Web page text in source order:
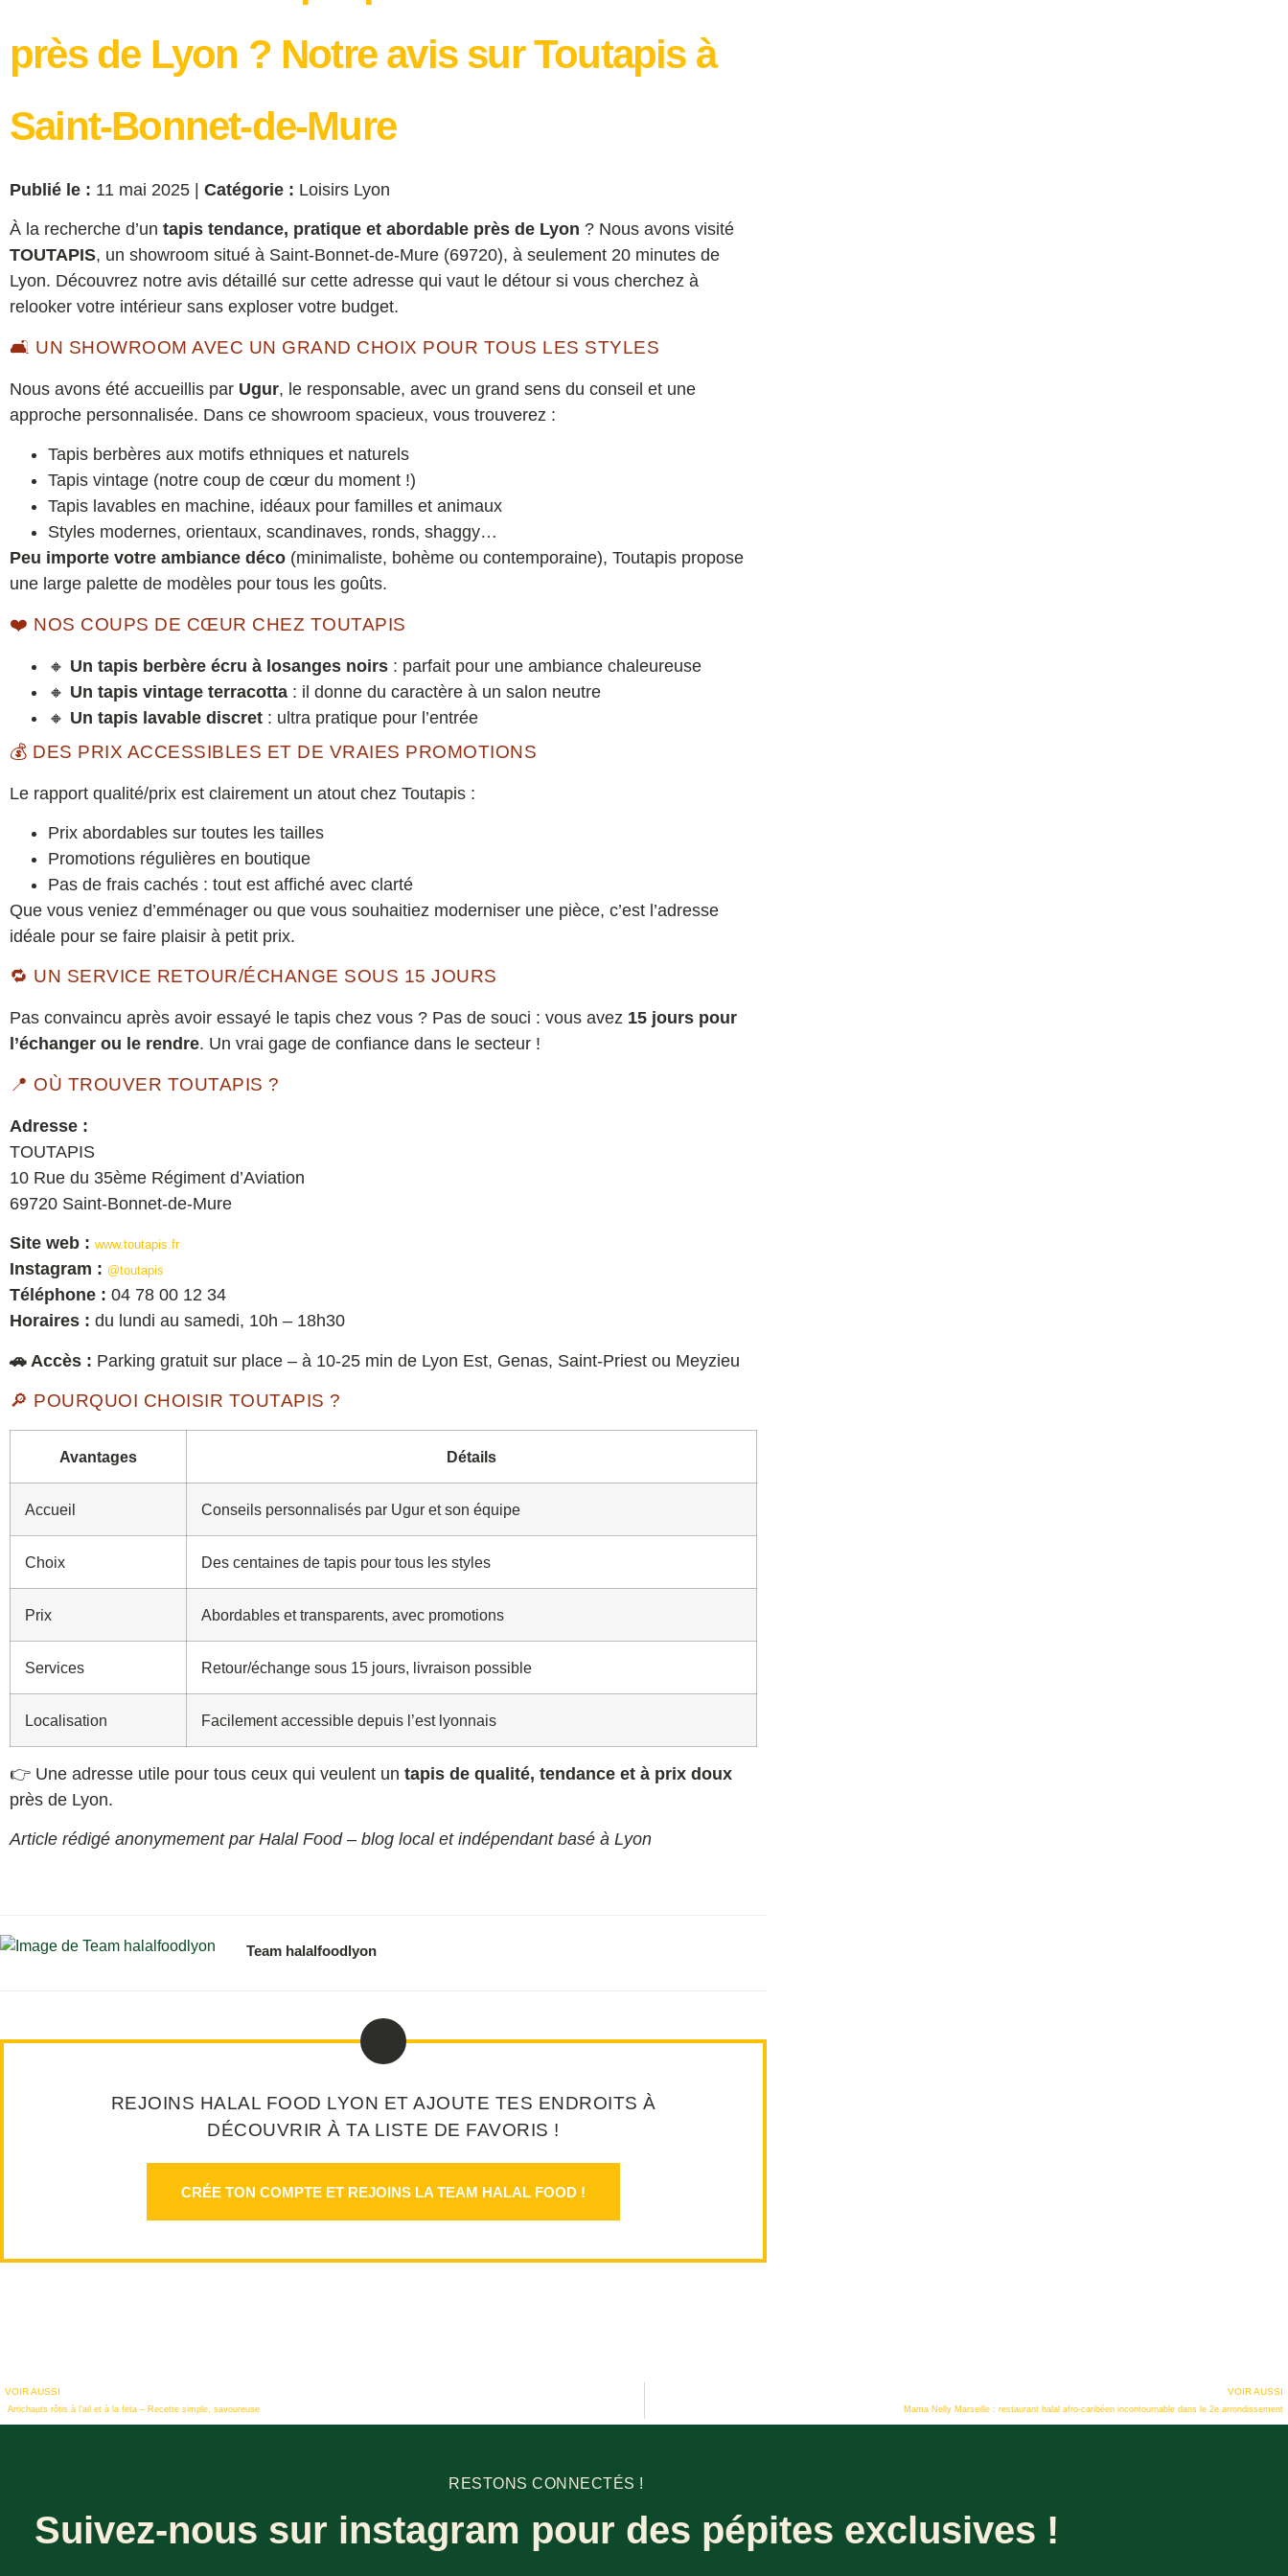
près de Lyon ? Notre avis sur Toutapis à
Saint-Bonnet-de-Mure
Publié le : 11 mai 2025 | Catégorie : Loisirs Lyon
À la recherche d’un tapis tendance, pratique et abordable près de Lyon ? Nous avons visité
TOUTAPIS, un showroom situé à Saint-Bonnet-de-Mure (69720), à seulement 20 minutes de
Lyon. Découvrez notre avis détaillé sur cette adresse qui vaut le détour si vous cherchez à
relooker votre intérieur sans exploser votre budget.
🛋️ UN SHOWROOM AVEC UN GRAND CHOIX POUR TOUS LES STYLES
Nous avons été accueillis par Ugur, le responsable, avec un grand sens du conseil et une
approche personnalisée. Dans ce showroom spacieux, vous trouverez :
Tapis berbères aux motifs ethniques et naturels
Tapis vintage (notre coup de cœur du moment !)
Tapis lavables en machine, idéaux pour familles et animaux
Styles modernes, orientaux, scandinaves, ronds, shaggy…
Peu importe votre ambiance déco (minimaliste, bohème ou contemporaine), Toutapis propose
une large palette de modèles pour tous les goûts.
❤️ NOS COUPS DE CŒUR CHEZ TOUTAPIS
🔸 Un tapis berbère écru à losanges noirs : parfait pour une ambiance chaleureuse
🔸 Un tapis vintage terracotta : il donne du caractère à un salon neutre
🔸 Un tapis lavable discret : ultra pratique pour l’entrée
💰 DES PRIX ACCESSIBLES ET DE VRAIES PROMOTIONS
Le rapport qualité/prix est clairement un atout chez Toutapis :
Prix abordables sur toutes les tailles
Promotions régulières en boutique
Pas de frais cachés : tout est affiché avec clarté
Que vous veniez d’emménager ou que vous souhaitiez moderniser une pièce, c’est l’adresse
idéale pour se faire plaisir à petit prix.
🔁 UN SERVICE RETOUR/ÉCHANGE SOUS 15 JOURS
Pas convaincu après avoir essayé le tapis chez vous ? Pas de souci : vous avez 15 jours pour
l’échanger ou le rendre. Un vrai gage de confiance dans le secteur !
📍 OÙ TROUVER TOUTAPIS ?
Adresse :
TOUTAPIS
10 Rue du 35ème Régiment d’Aviation
69720 Saint-Bonnet-de-Mure
Site web : www.toutapis.fr
Instagram : @toutapis
Téléphone : 04 78 00 12 34
Horaires : du lundi au samedi, 10h – 18h30
🚗 Accès : Parking gratuit sur place – à 10-25 min de Lyon Est, Genas, Saint-Priest ou Meyzieu
🔎 POURQUOI CHOISIR TOUTAPIS ?
Avantages Détails
Accueil Conseils personnalisés par Ugur et son équipe
Choix Des centaines de tapis pour tous les styles
Prix Abordables et transparents, avec promotions
Services Retour/échange sous 15 jours, livraison possible
Localisation Facilement accessible depuis l’est lyonnais
👉 Une adresse utile pour tous ceux qui veulent un tapis de qualité, tendance et à prix doux
près de Lyon.
Article rédigé anonymement par Halal Food – blog local et indépendant basé à Lyon
Team halalfoodlyon
REJOINS HALAL FOOD LYON ET AJOUTE TES ENDROITS À
DÉCOUVRIR À TA LISTE DE FAVORIS !
CRÉE TON COMPTE ET REJOINS LA TEAM HALAL FOOD !
VOIR AUSSI
Artichauts rôtis à l’ail et à la feta – Recette simple, savoureuse
VOIR AUSSI
Mama Nelly Marseille : restaurant halal afro-caribéen incontournable dans le 2e arrondissement
RESTONS CONNECTÉS !
Suivez-nous sur instagram pour des pépites exclusives !